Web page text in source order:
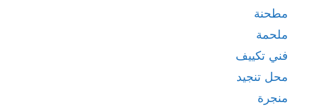
مطحنة
ملحمة
فني تكييف
محل تنجيد
منجرة